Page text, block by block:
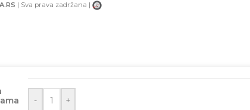
| Sva prava zadržana |
- +